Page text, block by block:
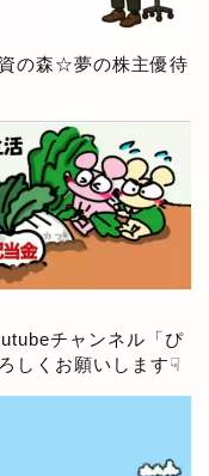
の森☆夢の株主優待
チャンネル「ぴ
しくお願いします☟